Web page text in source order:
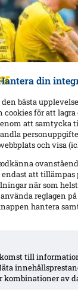
din
bästa
cookies för att
att samtycka
och visa
att tillämpas
när som
reglagen
hantera
till
kombinationer av
mot MFF ger
frågetecken i Malmö
på åtta
ut MFF:s
matchen.
om IFK